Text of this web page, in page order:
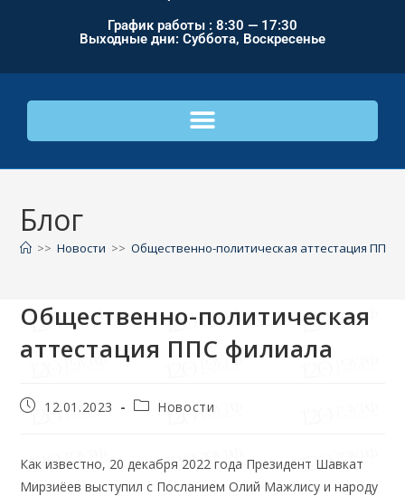
График работы : 8:30 — 17:30
Выходные дни: Суббота, Воскресенье
Блог
>> Новости >> Общественно-политическая аттестация ППС
Общественно-политическая
аттестация ППС филиала
12.01.2023 Новости
Как известно, 20 декабря 2022 года Президент Шавкат
Мирзиёев выступил с Посланием Олий Мажлису и народу